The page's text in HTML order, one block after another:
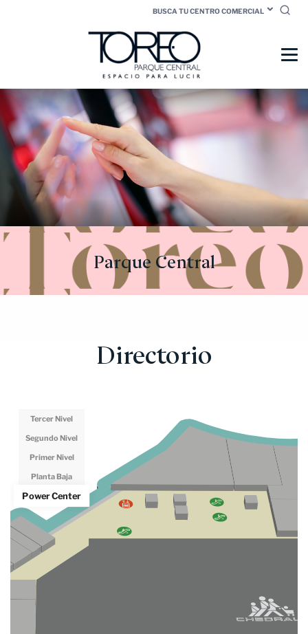
BUSCA TU CENTRO COMERCIAL
Parque Central
Directorio
Tercer Nivel
Segundo Nivel
Primer Nivel
Planta Baja
Power Center